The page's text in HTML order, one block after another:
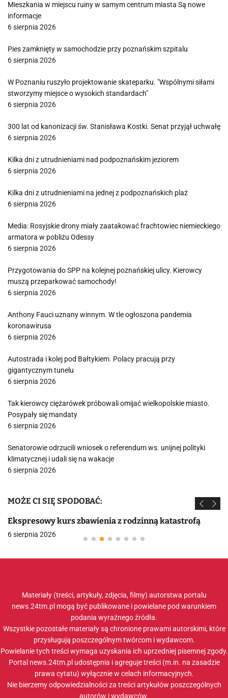
Mieszkania w miejscu ruiny w samym centrum miasta Są nowe
informacje
6 sierpnia 2026
Pies zamknięty w samochodzie przy poznańskim szpitalu
6 sierpnia 2026
W Poznaniu ruszyło projektowanie skateparku. "Wspólnymi siłami
stworzymy miejsce o wysokich standardach"
6 sierpnia 2026
300 lat od kanonizacji św. Stanisława Kostki. Senat przyjął uchwałę
6 sierpnia 2026
Kilka dni z utrudnieniami nad podpoznańskim jeziorem
6 sierpnia 2026
Kilka dni z utrudnieniami na jednej z podpoznańskich plaż
6 sierpnia 2026
Media: Rosyjskie drony miały zaatakować frachtowiec niemieckiego
armatora w pobliżu Odessy
6 sierpnia 2026
Przygotowania do SPP na kolejnej poznańskiej ulicy. Kierowcy
muszą przeparkować samochody!
6 sierpnia 2026
Anthony Fauci uznany winnym. W tle ogłoszona pandemia
koronawirusa
6 sierpnia 2026
Autostrada i kolej pod Bałtykiem. Polacy pracują przy
gigantycznym tunelu
6 sierpnia 2026
Tak kierowcy ciężarówek próbowali omijać wielkopolskie miasto.
Posypały się mandaty
6 sierpnia 2026
Senatorowie odrzucili wniosek o referendum ws. unijnej polityki
klimatycznej i udali się na wakacje
6 sierpnia 2026
MOŻE CI SIĘ SPODOBAĆ:
Ekspresowy kurs zbawienia z rodzinną katastrofą
6 sierpnia 2026
Materiały (treści, artykuły, zdjęcia, filmy) autorstwa portalu
news.24tm.pl mogą być publikowane i powielane pod warunkiem
podania wyraźnego źródła.
Wszystkie pozostałe materiały są chronione prawami autorskimi, które
przysługują poszczególnym twórcom i wydawcom.
Powielanie tych treści wymaga uzyskania ich uprzedniej pisemnej zgody.
Portal news.24tm.pl udostępnia i agreguje treści (m.in. na zasadzie
prawa cytatu) wyłącznie w celach informacyjnych.
Nie bierzemy odpowiedzialności za treści artykułów poszczególnych
autorów i wydawców.